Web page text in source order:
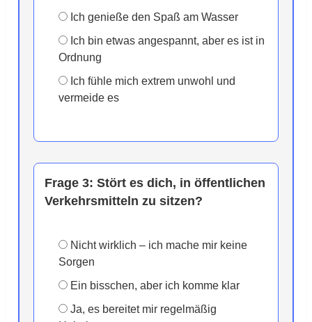
Ich genieße den Spaß am Wasser
Ich bin etwas angespannt, aber es ist in
Ordnung
Ich fühle mich extrem unwohl und
vermeide es
Frage 3: Stört es dich, in öffentlichen
Verkehrsmitteln zu sitzen?
Nicht wirklich – ich mache mir keine
Sorgen
Ein bisschen, aber ich komme klar
Ja, es bereitet mir regelmäßig